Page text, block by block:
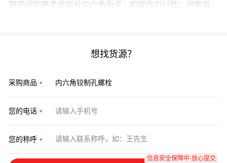
限空间则要考虑加长内六角扳手
的操作可行性；频繁拆
想找货源？
采购商品
您的电话
您的称呼
信息安全保障中·放心提交